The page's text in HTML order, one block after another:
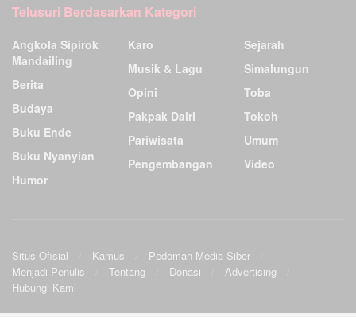
Telusuri Berdasarkan Kategori
Angkola Sipirok
Mandailing
Berita
Budaya
Buku Ende
Buku Nyanyian
Humor
Karo
Musik & Lagu
Opini
Pakpak Dairi
Pariwisata
Pengembangan
Sejarah
Simalungun
Toba
Tokoh
Umum
Video
Situs Ofisial Kamus
Pedoman Media Siber
Menjadi Penulis
Tentang Donasi
Advertising
Hubungi Kami